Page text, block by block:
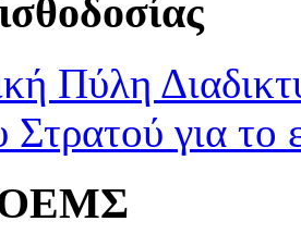
Πύλη
Στρατού για το